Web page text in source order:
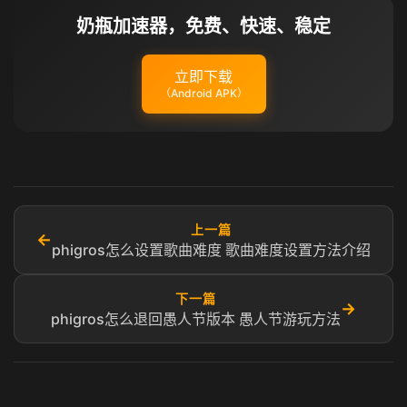
奶瓶加速器，免费、快速、稳定
立即下载
（Android APK）
←
上一篇
phigros怎么设置歌曲难度 歌曲难度设置方法介绍
下一篇
phigros怎么退回愚人节版本 愚人节游玩方法
→